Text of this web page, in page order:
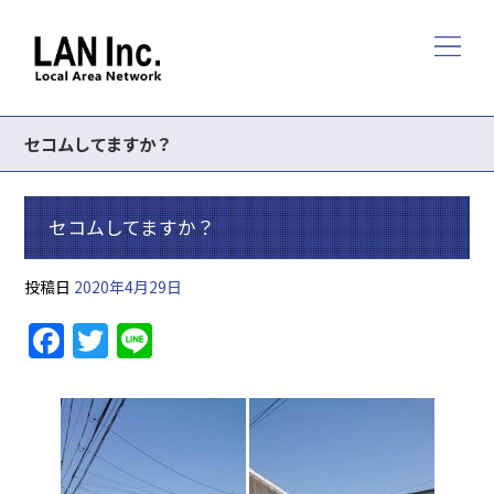
セコムしてますか？
セコムしてますか？
投稿日 2020年4月29日
F
a
c
e
b
T
w
itt
er
e